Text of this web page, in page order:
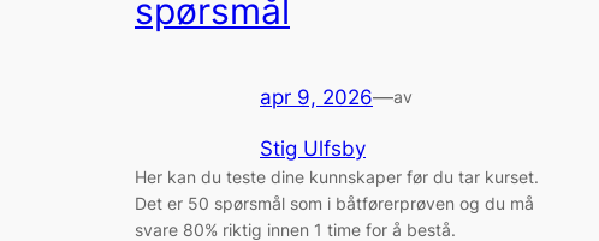
spørsmål
apr 9, 2026—av
Stig Ulfsby
Her kan du teste dine kunnskaper før du tar kurset.
Det er 50 spørsmål som i båtførerprøven og du må
svare 80% riktig innen 1 time for å bestå.